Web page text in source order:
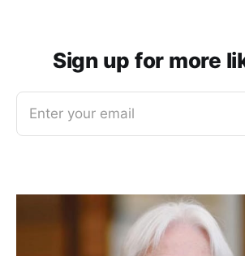
Sign up for more
Enter your email